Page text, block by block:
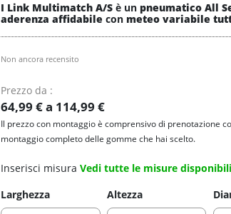
I Link Multimatch A/S è un pneumatico All
aderenza affidabile con meteo variabile
Non ancora recensito
Prezzo da :
64,99 € a 114,99 €
Il prezzo con montaggio è comprensivo di prenotazione
montaggio completo delle gomme che hai scelto.
Inserisci misura Vedi tutte le misure disponibili
Larghezza
Altezza